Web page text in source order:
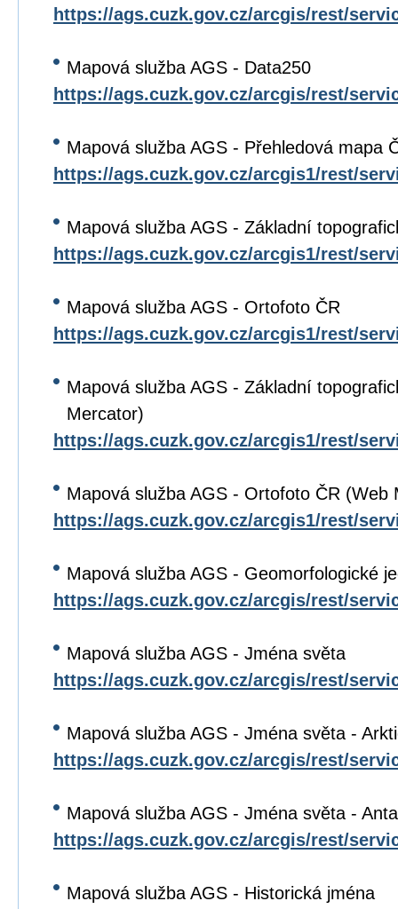
https://ags.cuzk.gov.cz/arcgis/rest/
Mapová služba AGS - Data250
https://ags.cuzk.gov.cz/arcgis/rest/
Mapová služba AGS - Přehledová mapa
https://ags.cuzk.gov.cz/arcgis1/rest/
Mapová služba AGS - Základní
https://ags.cuzk.gov.cz/arcgis1/rest/
Mapová služba AGS - Ortofoto ČR
https://ags.cuzk.gov.cz/arcgis1/rest/
Mapová služba AGS - Základní
Mercator)
https://ags.cuzk.gov.cz/arcgis1/rest/
Mapová služba AGS - Ortofoto ČR (Web
https://ags.cuzk.gov.cz/arcgis1/rest/
Mapová služba AGS - Geomorfologické
https://ags.cuzk.gov.cz/arcgis/rest/
Mapová služba AGS - Jména světa
https://ags.cuzk.gov.cz/arcgis/rest/
Mapová služba AGS - Jména světa -
https://ags.cuzk.gov.cz/arcgis/rest/
Mapová služba AGS - Jména světa -
https://ags.cuzk.gov.cz/arcgis/rest/
Mapová služba AGS - Historická jména